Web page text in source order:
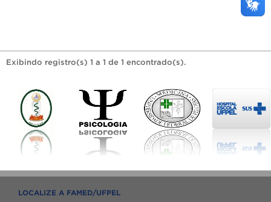
Exibindo registro(s) 1 a 1 de 1 encontrado(s).
LOCALIZE A FAMED/UFPEL